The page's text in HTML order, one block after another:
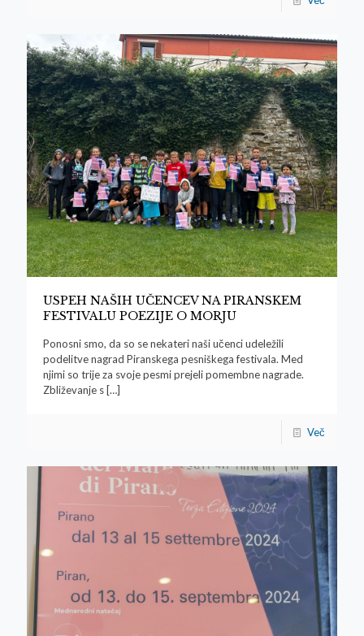
USPEH NAŠIH UČENCEV NA PIRANSKEM
FESTIVALU POEZIJE O MORJU
Ponosni smo, da so se nekateri naši učenci udeležili
podelitve nagrad Piranskega pesniškega festivala. Med
njimi so trije za svoje pesmi prejeli pomembne nagrade.
Zbliževanje s […]
Več